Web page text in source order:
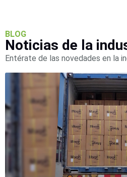
Micro
SD
Servidores
AplicaciónUnidades
Sólido
Software
VMS y
Analíticas
EPCOM
Cloud HIKVISIONHoneywell
BLOG
Noticias de la
Entérate de las novedades en la